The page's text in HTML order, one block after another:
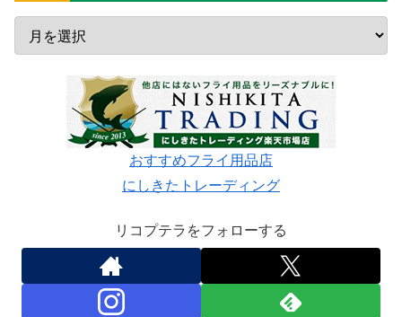
おすすめフライ用品店
にしきたトレーディング
リコプテラをフォローする